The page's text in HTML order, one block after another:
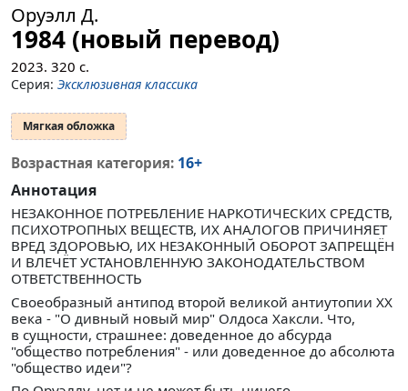
Оруэлл Д.
1984 (новый перевод)
2023. 320 с.
Серия: Эксклюзивная классика
Мягкая обложка
Возрастная категория: 16+
Аннотация
НЕЗАКОННОЕ ПОТРЕБЛЕНИЕ НАРКОТИЧЕСКИХ СРЕДСТВ,
ПСИХОТРОПНЫХ ВЕЩЕСТВ, ИХ АНАЛОГОВ ПРИЧИНЯЕТ
ВРЕД ЗДОРОВЬЮ, ИХ НЕЗАКОННЫЙ ОБОРОТ ЗАПРЕЩЁН
И ВЛЕЧЁТ УСТАНОВЛЕННУЮ ЗАКОНОДАТЕЛЬСТВОМ
ОТВЕТСТВЕННОСТЬ
Своеобразный антипод второй великой антиутопии XX
века - "О дивный новый мир" Олдоса Хаксли. Что,
в сущности, страшнее: доведенное до абсурда
"общество потребления" - или доведенное до абсолюта
"общество идеи"?